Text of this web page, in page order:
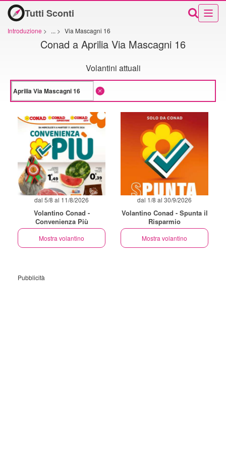
Tutti Sconti
Introduzione > ... > Via Mascagni 16
Conad a Aprilia Via Mascagni 16
Volantini attuali
dal 5/8 al 11/8/2026
Volantino Conad -
Convenienza Più
Mostra volantino
dal 1/8 al 30/9/2026
Volantino Conad - Spunta il
Risparmio
Mostra volantino
Pubblicità